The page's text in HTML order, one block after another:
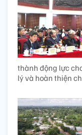
thành động lực
lý và hoàn thiện